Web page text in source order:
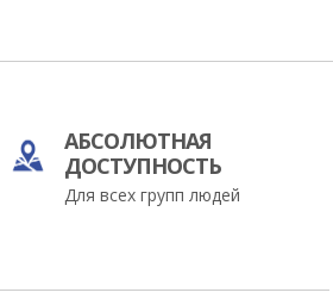
АБСОЛЮТНАЯ
ДОСТУПНОСТЬ
Для всех групп людей